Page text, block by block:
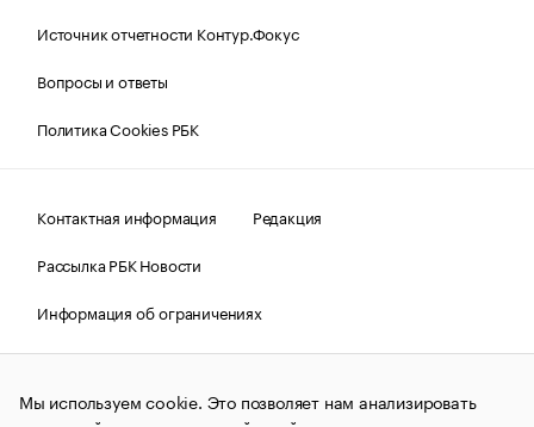
Источник отчетности Контур.Фокус
Вопросы и ответы
Политика Cookies РБК
Контактная информация
Редакция
Рассылка РБК Новости
Информация об ограничениях
Правовая информация
О соблюдении авторских прав
© АО «РОСБИЗНЕСКОНСАЛТИНГ»,1995–2026.Сообщения
Мы используем cookie. Это позволяет нам анализировать